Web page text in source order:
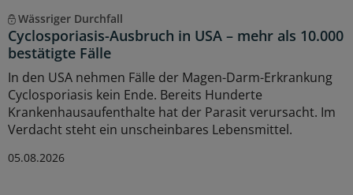
Wässriger Durchfall
Cyclosporiasis-Ausbruch in USA – mehr als 10.000
bestätigte Fälle
In den USA nehmen Fälle der Magen-Darm-Erkrankung
Cyclosporiasis kein Ende. Bereits Hunderte
Krankenhausaufenthalte hat der Parasit verursacht. Im
Verdacht steht ein unscheinbares Lebensmittel.
05.08.2026